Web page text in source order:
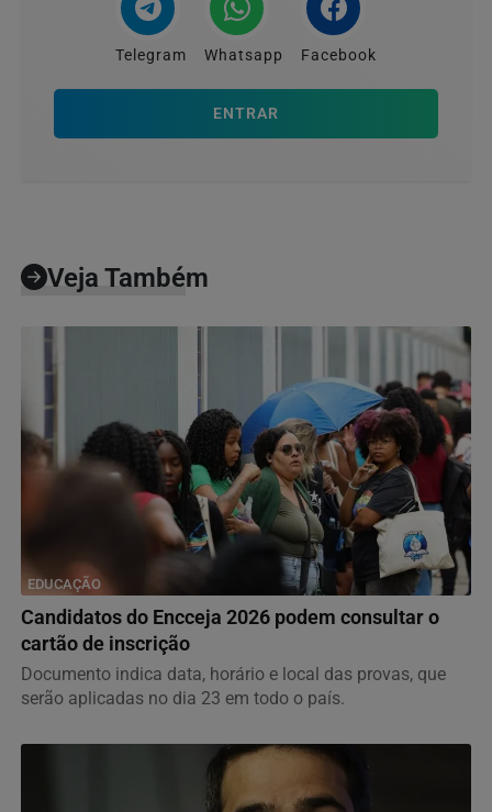
Telegram Whatsapp Facebook
ENTRAR
Veja Também
EDUCAÇÃO
Candidatos do Encceja 2026 podem consultar o
cartão de inscrição
Documento indica data, horário e local das provas, que
serão aplicadas no dia 23 em todo o país.